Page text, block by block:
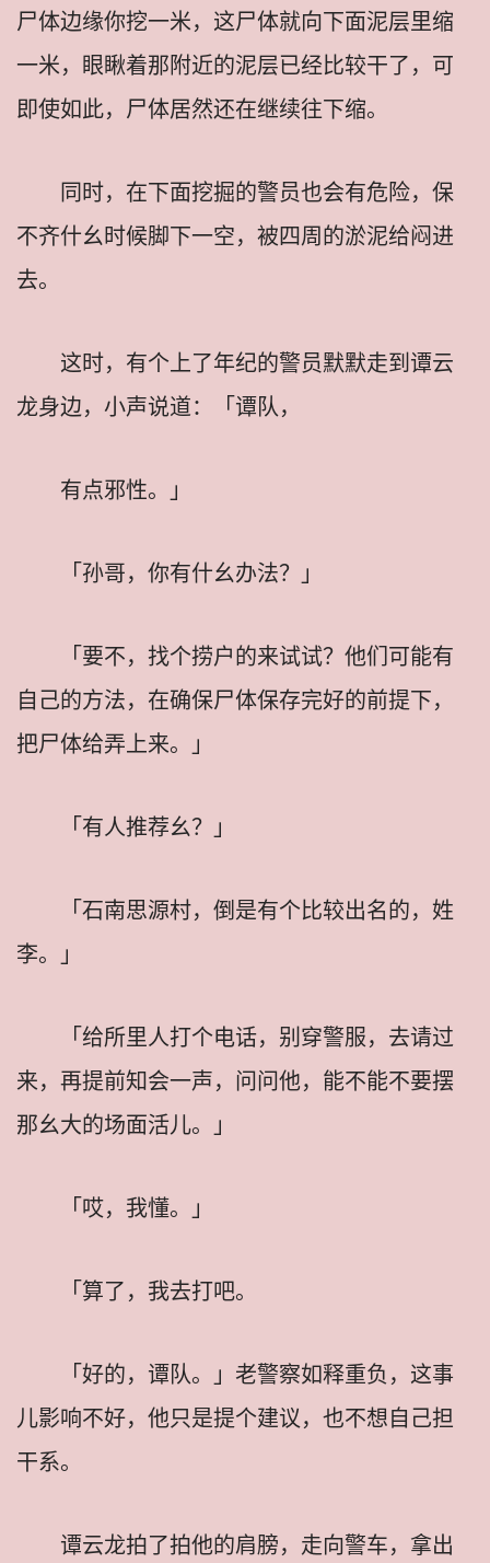
尸体边缘你挖一米，这尸体就向下面泥层里缩
一米，眼瞅着那附近的泥层已经比较干了，可
即使如此，尸体居然还在继续往下缩。
同时，在下面挖掘的警员也会有危险，保
不齐什幺时候脚下一空，被四周的淤泥给闷进
去。
这时，有个上了年纪的警员默默走到谭云
龙身边，小声说道：「谭队，
有点邪性。」
「孙哥，你有什幺办法？」
「要不，找个捞户的来试试？他们可能有
自己的方法，在确保尸体保存完好的前提下，
把尸体给弄上来。」
「有人推荐幺？」
「石南思源村，倒是有个比较出名的，姓
李。」
「给所里人打个电话，别穿警服，去请过
来，再提前知会一声，问问他，能不能不要摆
那幺大的场面活儿。」
「哎，我懂。」
「算了，我去打吧。
「好的，谭队。」老警察如释重负，这事
儿影响不好，他只是提个建议，也不想自己担
干系。
谭云龙拍了拍他的肩膀，走向警车，拿出